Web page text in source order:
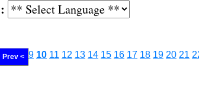
Prev < 9 10 11 12 13 14 15 16 17 18 19 20 21